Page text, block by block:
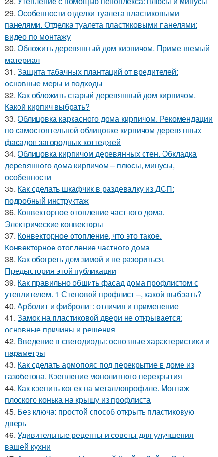
29. Особенности отделки туалета пластиковыми
панелями. Отделка туалета пластиковыми панелями:
видео по монтажу
30. Обложить деревянный дом кирпичом. Применяемый
материал
31. Защита табачных плантаций от вредителей:
основные меры и подходы
32. Как обложить старый деревянный дом кирпичом.
Какой кирпич выбрать?
33. Облицовка каркасного дома кирпичом. Рекомендации
по самостоятельной облицовке кирпичом деревянных
фасадов загородных коттеджей
34. Облицовка кирпичом деревянных стен. Обкладка
деревянного дома кирпичом – плюсы, минусы,
особенности
35. Как сделать шкафчик в раздевалку из ДСП:
подробный инструктаж
36. Конвекторное отопление частного дома.
Электрические конвекторы
37. Конвекторное отопление, что это такое.
Конвекторное отопление частного дома
38. Как обогреть дом зимой и не разориться.
Предыстория этой публикации
39. Как правильно обшить фасад дома профлистом с
утеплителем. 1 Стеновой профлист –, какой выбрать?
40. Арболит и фибролит: отличия и применение
41. Замок на пластиковой двери не открывается:
основные причины и решения
42. Введение в светодиоды: основные характеристики и
параметры
43. Как сделать армопояс под перекрытие в доме из
газобетона. Крепление монолитного перекрытия
44. Как крепить конек на металлопрофиле. Монтаж
плоского конька на крышу из профлиста
45. Без ключа: простой способ открыть пластиковую
дверь
46. Удивительные рецепты и советы для улучшения
вашей кухни